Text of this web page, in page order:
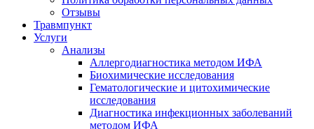
Отзывы
Травмпункт
Услуги
Анализы
Аллергодиагностика методом ИФА
Биохимические исследования
Гематологические и цитохимические
исследования
Диагностика инфекционных заболеваний
методом ИФА